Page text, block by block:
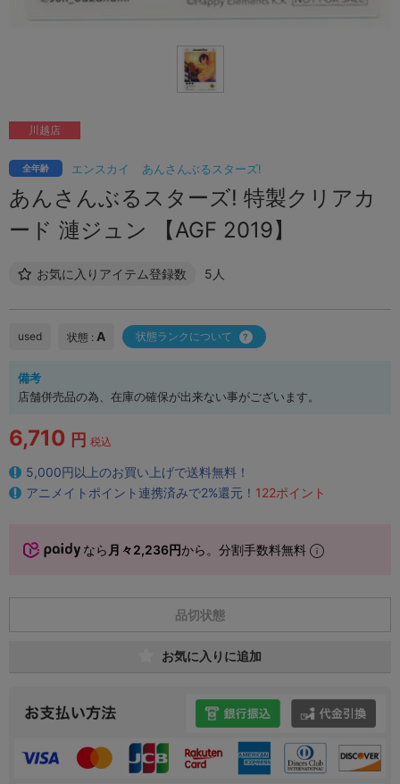
エンスカイ あんさんぶるスターズ!
全年齢
あんさんぶるスターズ! 特製クリアカ
ード 漣ジュン 【AGF 2019】
お気に入りアイテム登録数 5人
川越店
used 状態 : A 状態ランクについて
備考
店舗併売品の為、在庫の確保が出来ない事がございます。
6,710 円 税込
5,000円以上のお買い上げで送料無料！
アニメイトポイント連携済みで2%還元！ 122ポイント
なら 月々2,236円から。分割手数料無料
品切状態
お気に入りに追加